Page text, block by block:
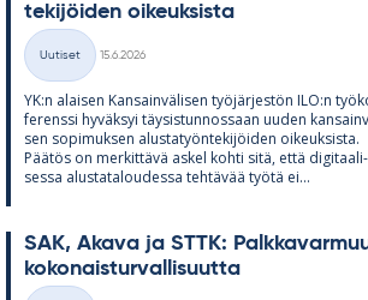
te­ki­jöi­den oi­keuk­sista
Kategoriat
Uutiset
15.6.2026
YK:n alai­sen Kan­sain­vä­li­sen työ­jär­jes­tön ILO:n
fe­renssi hy­väk­syi täy­sis­tun­nos­saan uu­den
sen so­pi­muk­sen alus­ta­työn­te­ki­jöi­den oi­keuk­sista.
Pää­tös on mer­kit­tävä as­kel kohti sitä, että di­gi­taa­li­
sessa alus­ta­ta­lou­dessa teh­tä­vää työtä ei...
SAK, Akava ja STTK:
ko­ko­nais­tur­val­li­suutta